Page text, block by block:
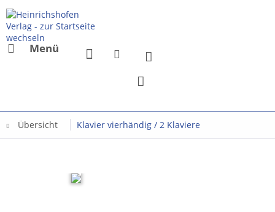
Menü
Übersicht Klavier vierhändig / 2 Klaviere